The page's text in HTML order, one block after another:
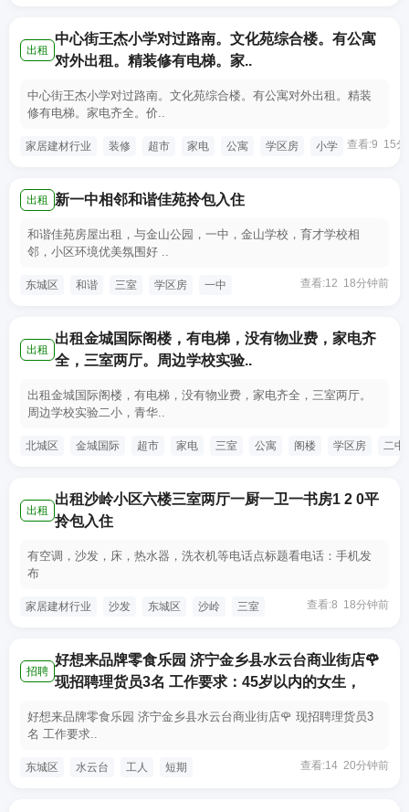
出租
中心街王杰小学对过路南。文化苑综合楼。有公寓
对外出租。精装修有电梯。家..
中心街王杰小学对过路南。文化苑综合楼。有公寓对外出租。精装
修有电梯。家电齐全。价..
家居建材行业 装修 超市 家电 公寓 学区房 小学 查看:9 15分
出租 新一中相邻和谐佳苑拎包入住
和谐佳苑房屋出租，与金山公园，一中，金山学校，育才学校相
邻，小区环境优美氛围好 ..
东城区 和谐 三室 学区房 一中 查看:12 18分钟前
出租
出租金城国际阁楼，有电梯，没有物业费，家电齐
全，三室两厅。周边学校实验..
出租金城国际阁楼，有电梯，没有物业费，家电齐全，三室两厅。
周边学校实验二小，青华..
北城区 金城国际 超市 家电 三室 公寓 阁楼 学区房 二中
出租
出租沙岭小区六楼三室两厅一厨一卫一书房1 2 0平
拎包入住
有空调，沙发，床，热水器，洗衣机等电话点标题看电话：手机发
布
家居建材行业 沙发 东城区 沙岭 三室 查看:8 18分钟前
招聘
好想来品牌零食乐园 济宁金乡县水云台商业街店🌹
现招聘理货员3名 工作要求：45岁以内的女生，
好想来品牌零食乐园 济宁金乡县水云台商业街店🌹 现招聘理货员3
名 工作要求..
东城区 水云台 工人 短期 查看:14 20分钟前